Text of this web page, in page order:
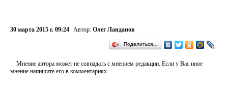
30 марта 2015 г. 09:24 Автор: Олег Ланданов
Поделиться…
Мнение автора может не совпадать с мнением редакции. Если у Вас иное
мнение напишите его в комментариях.